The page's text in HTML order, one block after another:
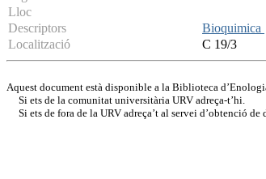
Lloc
Descriptors
Bioquimica
Localització
C 19/3
Aquest document està disponible a la Biblioteca
Si ets de la comunitat universitària URV adreça-t’hi.
Si ets de fora de la URV adreça’t al servei d’obtenció